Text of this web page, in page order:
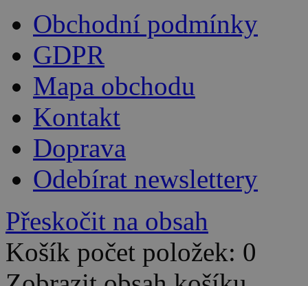
Obchodní podmínky
GDPR
Mapa obchodu
Kontakt
Doprava
Odebírat newslettery
Přeskočit na obsah
Košík počet položek: 0